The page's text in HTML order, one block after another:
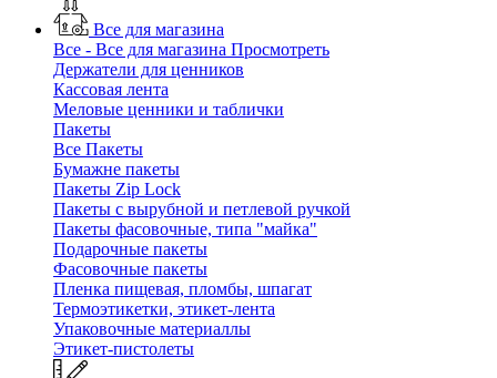
Все для магазина
Все - Все для магазина Просмотреть
Держатели для ценников
Кассовая лента
Меловые ценники и таблички
Пакеты
Все Пакеты
Бумажне пакеты
Пакеты Zip Lock
Пакеты с вырубной и петлевой ручкой
Пакеты фасовочные, типа "майка"
Подарочные пакеты
Фасовочные пакеты
Пленка пищевая, пломбы, шпагат
Термоэтикетки, этикет-лента
Упаковочные материаллы
Этикет-пистолеты